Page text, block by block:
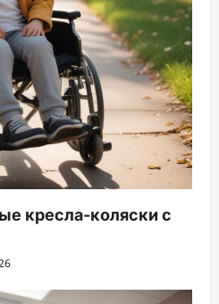
кресла-коляски с